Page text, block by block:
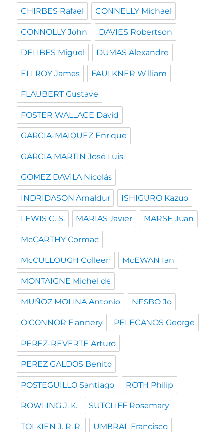
CHIRBES Rafael CONNELLY Michael
CONNOLLY John DAVIES Robertson
DELIBES Miguel DUMAS Alexandre
ELLROY James FAULKNER William
FLAUBERT Gustave
FOSTER WALLACE David
GARCIA-MAIQUEZ Enrique
GARCIA MARTIN José Luis
GOMEZ DAVILA Nicolás
INDRIDASON Arnaldur ISHIGURO Kazuo
LEWIS C. S. MARIAS Javier MARSE Juan
McCARTHY Cormac
McCULLOUGH Colleen McEWAN Ian
MONTAIGNE Michel de
MUÑOZ MOLINA Antonio NESBO Jo
O'CONNOR Flannery PELECANOS George
PEREZ-REVERTE Arturo
PEREZ GALDOS Benito
POSTEGUILLO Santiago ROTH Philip
ROWLING J. K. SUTCLIFF Rosemary
TOLKIEN J. R. R. UMBRAL Francisco